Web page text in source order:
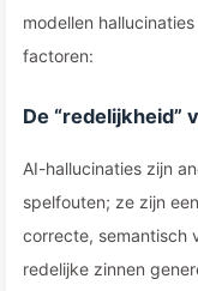
modellen
factoren:
De “redelijkheid”
AI-hallucinaties zijn
spelfouten; ze zijn
correcte, semantisch
redelijke zinnen